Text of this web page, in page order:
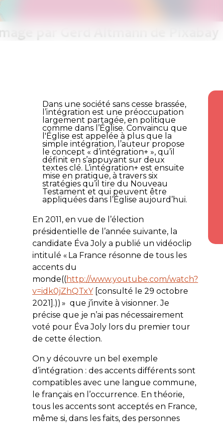
Dans une société sans cesse brassée,
l’intégration est une préoccupation
largement partagée, en politique
comme dans l’Église. Convaincu que
l'Église est appelée à plus que la
simple intégration, l’auteur propose
le concept « d’intégration+ », qu’il
définit en s’appuyant sur deux
textes clé. L’intégration+ est ensuite
mise en pratique, à travers six
stratégies qu’il tire du Nouveau
Testament et qui peuvent être
appliquées dans l’Église aujourd’hui.
En 2011, en vue de l’élection
présidentielle de l’année suivante, la
candidate Éva Joly a publié un vidéoclip
intitulé « La France résonne de tous les
accents du
monde((http://www.youtube.com/watch?
v=idk0jZhQTxY[consulté le 29 octobre
2021].)) » que j’invite à visionner. Je
précise que je n’ai pas nécessairement
voté pour Éva Joly lors du premier tour
de cette élection.
On y découvre un bel exemple
d’intégration : des accents différents sont
compatibles avec une langue commune,
le français en l’occurrence. En théorie,
tous les accents sont acceptés en France,
même si, dans les faits, des personnes